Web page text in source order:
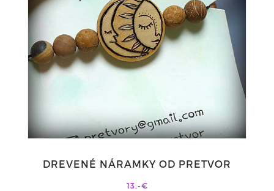
DREVENÉ NÁRAMKY OD PRETVOR
13,-€